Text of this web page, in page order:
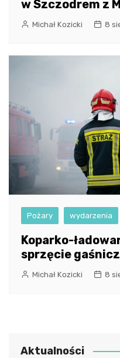
w Szczodrem z
Michał Kozicki 8
Pożary wydarzenia
Koparko-
sprzęcie
Michał Kozicki 8
Aktualności